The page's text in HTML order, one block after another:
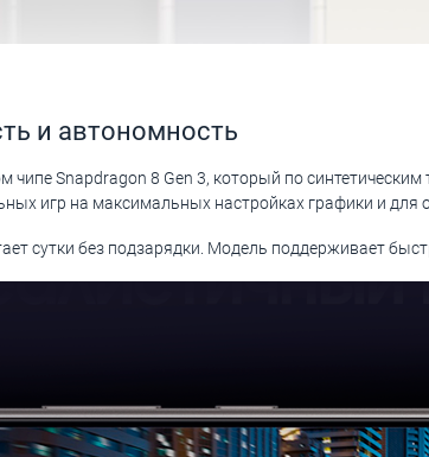
и автономность
чипе Snapdragon 8 Gen 3, который по
игр на максимальных настройках графики и для
сутки без подзарядки. Модель поддерживает